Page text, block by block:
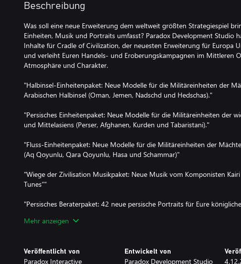
Beschreibung
Was soll eine neue Erweiterung dem weltweit größten Strategiespiel
Einheiten, Musik und Portraits umfasst? Paradox Development Studio
Inhalte für Cradle of Civilization, der neuesten Erweiterung für Europa
und verleiht Euren Handels- und Eroberungskampagnen im Mittleren
Atmosphäre und Charakter.
"Halbinsel-Einheitenpaket: Neue Modelle für die Militäreinheiten der
Arabischen Halbinsel (Oman, Jemen, Nadschd und Hedschas)."
"Persisches Einheitenpaket: Neue Modelle für die Militäreinheiten der
und Mittelasiens (Perser, Afghanen, Kurden und Tabaristani)."
"Fluss-Einheitenpaket: Neue Modelle für die Militäreinheiten der
(Aq Qoyunlu, Qara Qoyunlu, Hasa und Schammar)"
"Wiege der Zivilisation Musikpaket: Neue Musik vom Komponisten
Tunes“"
"Persisches Beraterpaket: 42 neue persische Portraits für Eure
Mehr anzeigen
Veröffentlicht von
Paradox Interactive
Entwickelt von
Paradox Development Studio